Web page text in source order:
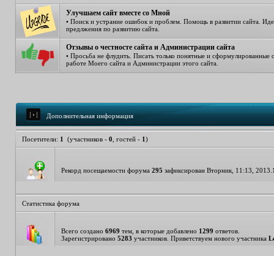
Улучшаем сайт вместе со Мной
• Поиск и устрание ошибок и проблем. Помощь в развитии сайта.
предлжения по развитию сайта.
Отзывы о честносте сайта и Администрации сайта
• Просьба не флудить. Писать только понятные и сформулированные
работе Моего сайта и Администрации этого сайта.
Дополнительная информация
Посетители: 1 (участников - 0 , гостей - 1)
Рекорд посещаемости форума 295 зафиксирован Вторник, 11:13,
Статистика форума
Всего создано 6969 тем, в которые добавлено 1299 ответов.
Зарегистрировано 5283 участников. Приветствуем нового участника